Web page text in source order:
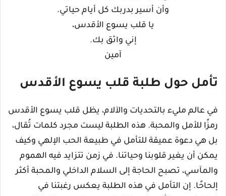
وأن أسير بدربك كل أيام حياتي.
يا قلب يسوع الأقدس،
إني واثق بك.
آمين
تأمل حول طلبة قلب يسوع الأقدس
في عالم مليء بالتحديات والآلام، يظل قلب يسوع الأقدس
رمزًا للأمل والمحبة. هذه الطلبة ليست مجرد كلمات تُقال،
بل هي دعوة عميقة للتأمل في طبيعة الحب الإلهي وكيف
يمكن أن يغير قلوبنا وحياتنا. في زمن تتزايد فيه الهموم
والمآسي، تصبح الحاجة إلى السلام الداخلي والمحبة أكثر
إلحاحًا. إن التأمل في هذه الطلبة يعكس رغبتنا في